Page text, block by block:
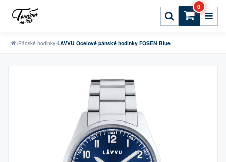
0
›Pánské hodinky›LAVVU Ocelové pánské hodinky FOSEN Blue